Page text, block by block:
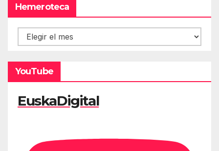
Hemeroteca
Hemeroteca
YouTube
EuskaDigital